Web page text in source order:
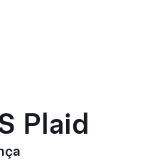
Plaid